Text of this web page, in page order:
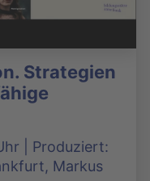
Strategien
| Produziert:
Markus